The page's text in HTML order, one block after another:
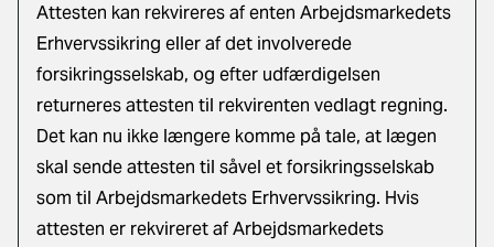
Attesten kan rekvireres af enten Arbejdsmarkedets
Erhvervssikring eller af det involverede
forsikringsselskab, og efter udfærdigelsen
returneres attesten til rekvirenten vedlagt regning.
Det kan nu ikke længere komme på tale, at lægen
skal sende attesten til såvel et forsikringsselskab
som til Arbejdsmarkedets Erhvervssikring. Hvis
attesten er rekvireret af Arbejdsmarkedets